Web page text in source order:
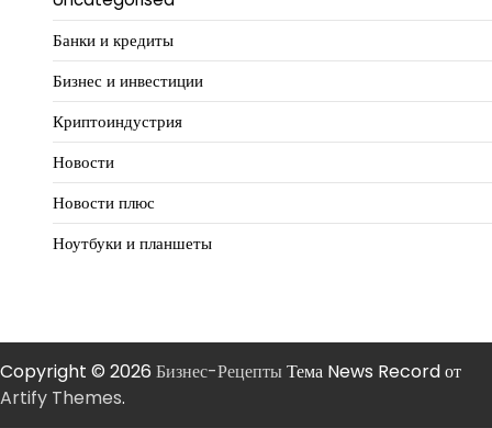
Банки и кредиты
Бизнес и инвестиции
Криптоиндустрия
Новости
Новости плюс
Ноутбуки и планшеты
Copyright © 2026 Бизнес-РецептыТема News Record от
Artify Themes.